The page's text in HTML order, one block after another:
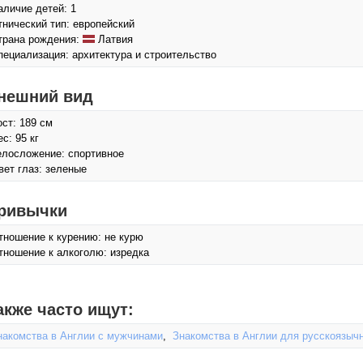
детей: 1
тип: европейский
рождения:
Латвия
архитектура и строительство
вид
189 см
95 кг
спортивное
глаз: зеленые
к курению: не курю
к алкоголю: изредка
часто ищут:
в Англии с мужчинами, Знакомства в Англии для